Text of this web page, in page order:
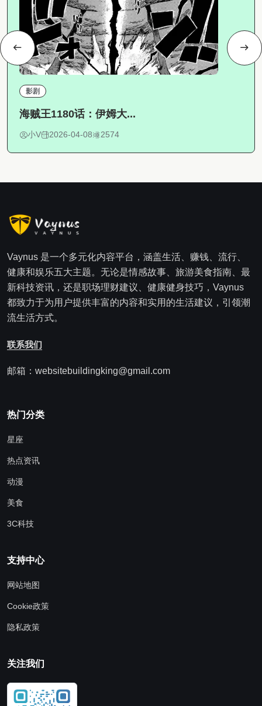
影剧
海贼王1180话：伊姆大...
小V 2026-04-08 2574
Vaynus 是一个多元化内容平台，涵盖生活、赚钱、流行、
健康和娱乐五大主题。无论是情感故事、旅游美食指南、最
新科技资讯，还是职场理财建议、健康健身技巧，Vaynus
都致力于为用户提供丰富的内容和实用的生活建议，引领潮
流生活方式。
联系我们
邮箱：websitebuildingking@gmail.com
热门分类
星座
热点资讯
动漫
美食
3C科技
支持中心
网站地图
Cookie政策
隐私政策
关注我们